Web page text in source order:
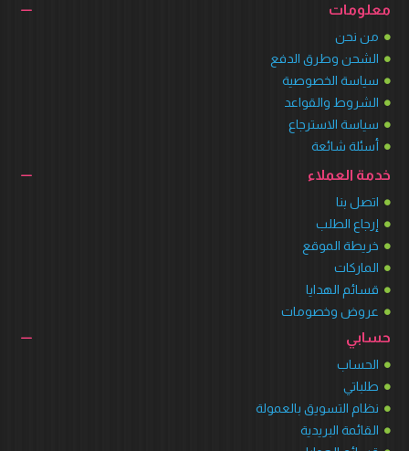
معلومات
من نحن
الشحن وطرق الدفع
سياسة الخصوصية
الشروط والقواعد
سياسة الاسترجاع
أسئلة شائعة
خدمة العملاء
اتصل بنا
إرجاع الطلب
خريطة الموقع
الماركات
قسائم الهدايا
عروض وخصومات
حسابي
الحساب
طلباتي
نظام التسويق بالعمولة
القائمة البريدية